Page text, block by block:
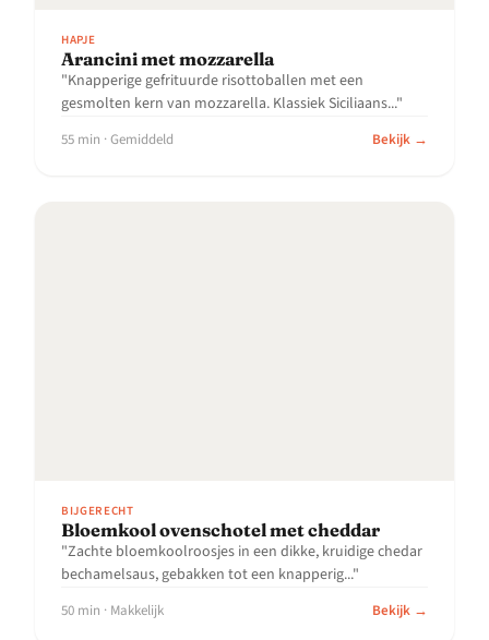
HAPJE
Arancini met mozzarella
"Knapperige gefrituurde risottoballen met een
gesmolten kern van mozzarella. Klassiek Siciliaans..."
55 min · Gemiddeld Bekijk →
BIJGERECHT
Bloemkool ovenschotel met cheddar
"Zachte bloemkoolroosjes in een dikke, kruidige chedar
bechamelsaus, gebakken tot een knapperig..."
50 min · Makkelijk Bekijk →